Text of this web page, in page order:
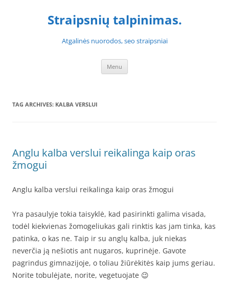
Straipsnių talpinimas.
Atgalinės nuorodos, seo straipsniai
Menu
TAG ARCHIVES: KALBA VERSLUI
Anglu kalba verslui reikalinga kaip oras
žmogui
Anglu kalba verslui reikalinga kaip oras žmogui
Yra pasaulyje tokia taisyklė, kad pasirinkti galima visada,
todėl kiekvienas žomogeliukas gali rinktis kas jam tinka, kas
patinka, o kas ne. Taip ir su anglų kalba, juk niekas
neverčia ją nešiotis ant nugaros, kuprinėje. Gavote
pagrindus gimnazijoje, o toliau žiūrėkitės kaip jums geriau.
Norite tobulėjate, norite, vegetuojate 😉